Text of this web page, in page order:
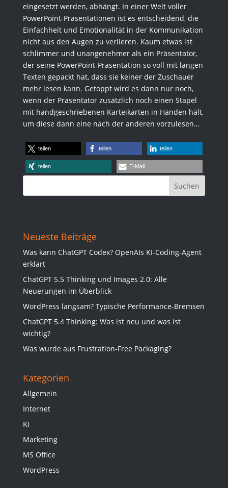
eingesetzt werden, abhängt. In einer Welt voller
PowerPoint-Präsentationen ist es entscheidend, die
Einfachheit und Emotionalität in der Kommunikation
nicht aus den Augen zu verlieren. Kaum etwas ist
schlimmer und unangenehmer als ein Präsentator,
der seine PowerPoint-Präsentation so voll mit langen
Texten gepackt hat, dass sie keiner der Zuschauer
mehr lesen kann. Getoppt wird es dann nur noch,
wenn der Präsentator zusätzlich noch einen Stapel
mit handgeschriebenen Karteikarten in Händen hält,
um diese dann eine nach der anderen vorzulesen…
teilen teilen teilen
teilen E-Mail
Neueste Beiträge
Was kann ChatGPT Codex? OpenAIs KI-Coding-Agent
erklärt
ChatGPT 5.5 Thinking und Images 2.0: Alle
Neuerungen im Überblick
WordPress langsam? Typische Performance-Bremsen
ChatGPT 5.4 Thinking: Was ist neu und was ist
wichtig?
Was wurde aus Frustration-Free Packaging?
Kategorien
Allgemein
Internet
KI
Marketing
MS Office
WordPress